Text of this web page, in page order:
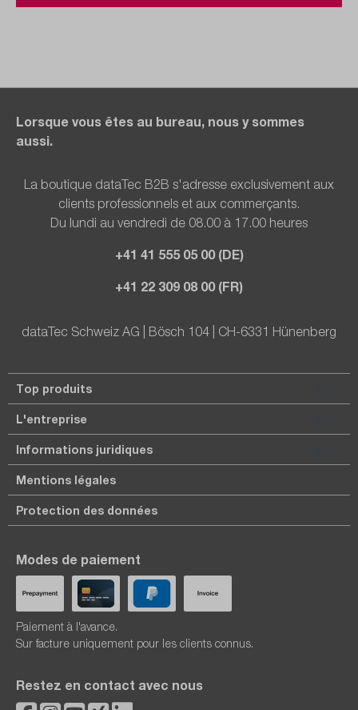
Lorsque vous êtes au bureau, nous y sommes
aussi.
La boutique dataTec B2B s'adresse exclusivement aux
clients professionnels et aux commerçants.
Du lundi au vendredi de 08.00 à 17.00 heures
+41 41 555 05 00 (DE)
+41 22 309 08 00 (FR)
dataTec Schweiz AG | Bösch 104 | CH-6331 Hünenberg
Top produits
L'entreprise
Informations juridiques
Mentions légales
Protection des données
Modes de paiement
Paiement à l'avance.
Sur facture uniquement pour les clients connus.
Restez en contact avec nous